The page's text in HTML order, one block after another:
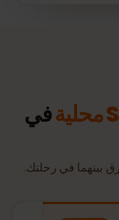
في
بينهما في رحلتك.